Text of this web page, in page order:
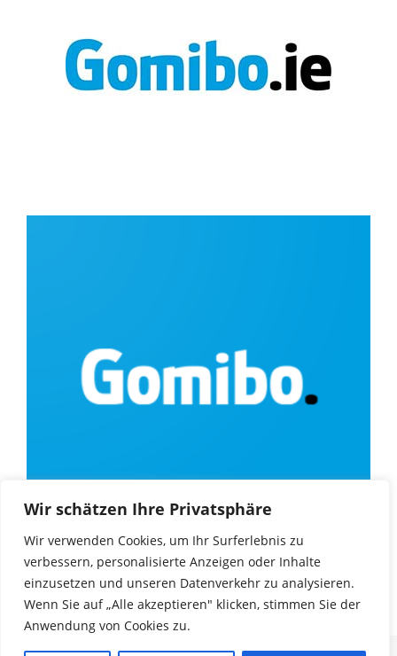
Wir schätzen Ihre Privatsphäre
Wir verwenden Cookies, um Ihr Surferlebnis zu
verbessern, personalisierte Anzeigen oder Inhalte
einzusetzen und unseren Datenverkehr zu analysieren.
Wenn Sie auf „Alle akzeptieren" klicken, stimmen Sie der
Anwendung von Cookies zu.